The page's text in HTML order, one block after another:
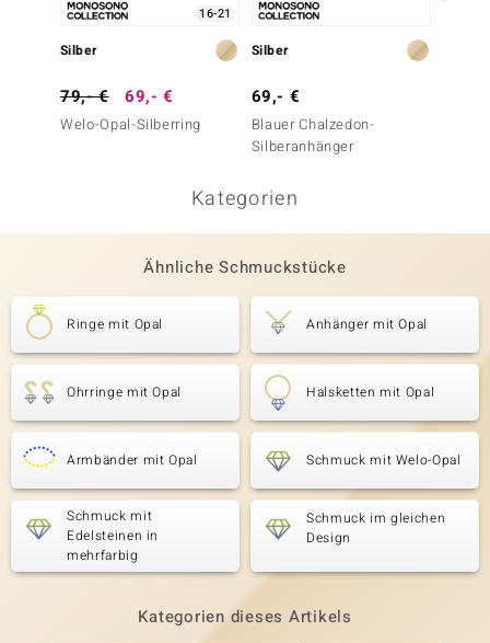
16-21
Silber
79,- € 69,- €
Welo-Opal-Silberring
Silber
69,- €
Blauer Chalzedon-
Silberanhänger
Kategorien
Ähnliche Schmuckstücke
Ringe mit Opal Anhänger mit Opal
Ohrringe mit Opal Halsketten mit Opal
Armbänder mit Opal Schmuck mit Welo-Opal
Schmuck mit
Edelsteinen in
mehrfarbig
Schmuck im gleichen
Design
Kategorien dieses Artikels